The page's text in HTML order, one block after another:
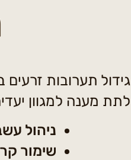
גידול תערובות
לתת מענה למגוון
​ניהול
שימור